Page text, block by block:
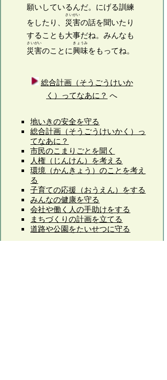
願いしているんだ。にげる訓練
をしたり、 災害
さいがい
の話を聞いたり
することも大事だね。みんなも
災害
さいがい
のことに興味
きょうみ
をもってね。
総合計画（そうごうけいか
く）ってなあに？ へ
地いきの安全を守る
総合計画（そうごうけいかく）っ
てなあに？
市民のこまりごとを聞く
人権（じんけん）を考える
環境（かんきょう）のことを考え
る
子育ての応援（おうえん）をする
みんなの健康を守る
会社や働く人の手助けをする
まちづくりの計画を立てる
道路や公園をたいせつに守る